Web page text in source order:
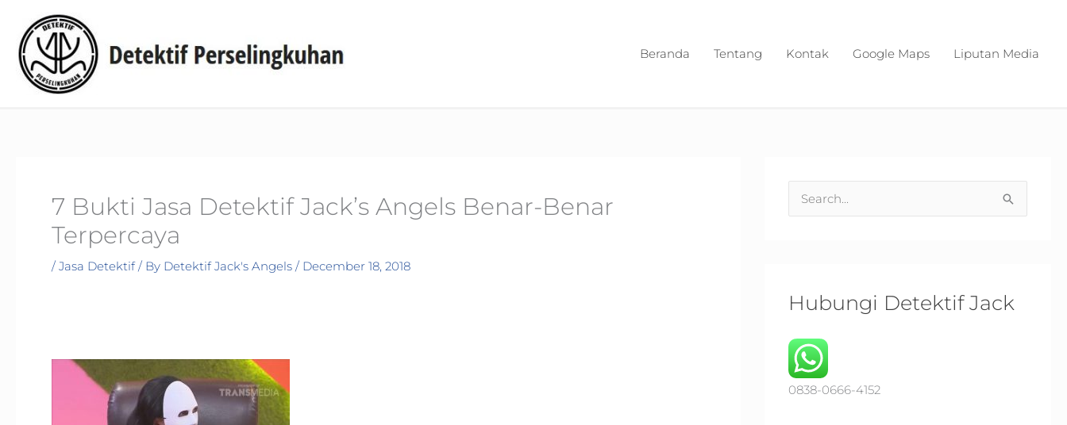
content
Beranda
Tentang Kontak Google Maps Liputan Media
7 Bukti Jasa Detektif Jack’s Angels Benar-Benar
Terpercaya
/Jasa Detektif/ By Detektif Jack's Angels / December 18, 2018
e
h
o
r
Hubungi Detektif Jack
0838-0666-4152